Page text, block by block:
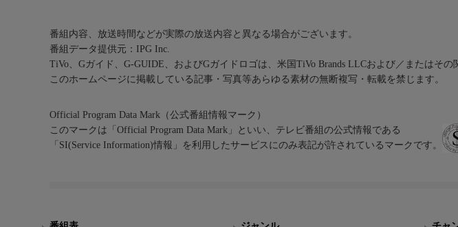
番組内容、放送時間などが実際の放送内容と異なる場合がございます。
番組データ提供元：IPG Inc.
TiVo、Gガイド、G-GUIDE、およびGガイドロゴは、米国TiVo Brands LLCおよび／またはそ
このホームページに掲載している記事・写真等あらゆる素材の無断複写・転載を禁じます。
Official Program Data Mark（公式番組情報マーク）
このマークは「Official Program Data Mark」といい、テレビ番組の公式情報である
「SI(Service Information)情報」を利用したサービスにのみ表記が許されているマークです。